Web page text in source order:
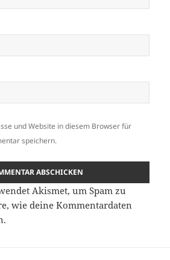
und Website in diesem Browser für
speichern.
Akismet, um Spam zu
wie deine Kommentardaten